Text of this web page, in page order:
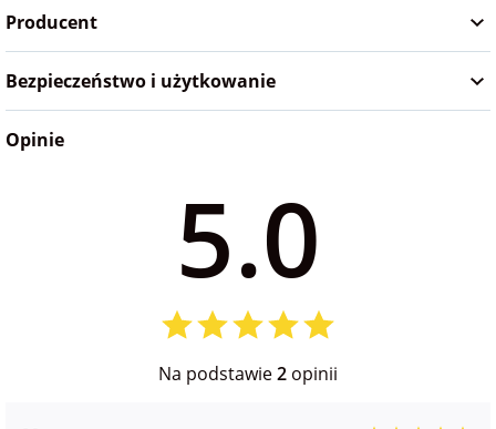
Producent
Bezpieczeństwo i użytkowanie
Opinie
5.0
Na podstawie2 opinii